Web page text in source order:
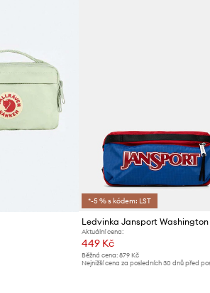
*-5 % s kódem: LST
Aktuální cena:
449 Kč
Běžná cena: 879 Kč
Nejnižší cena za posledních 30 dnů před